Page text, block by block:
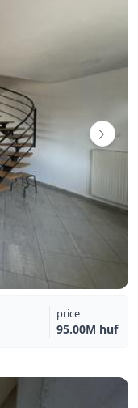
price
95.00M huf